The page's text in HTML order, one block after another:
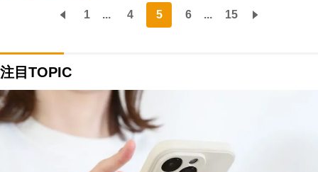
1 ... 4 5 6 ... 15
注目TOPIC